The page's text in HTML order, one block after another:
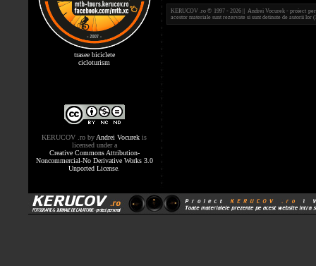
trasee biciclete
cicloturism
KERUCOV .ro by Andrei Vocurek is
licensed under a
Creative Commons Attribution-
Noncommercial-No Derivative Works 3.0
Unported License
KERUCOV .ro © 1997 - 2026 || Andrei Vocurek - proiect
acestor materiale sunt rezervate si sunt detinute de autorii